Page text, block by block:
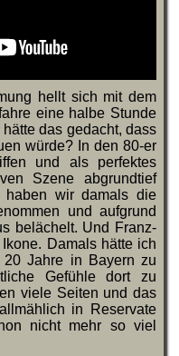
hellt sich mit dem
eine halbe Stunde
das gedacht, dass
würde? In den 80-er
und als perfektes
Szene abgrundtief
haben wir damals die
und aufgrund
belächelt. Und Franz-
Damals hätte ich
Jahre in Bayern zu
Gefühle dort zu
viele Seiten und das
in Reservate
nicht mehr so viel